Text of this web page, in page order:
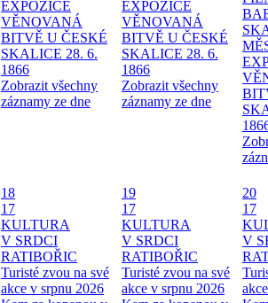
EXPOZICE
VĚNOVANÁ
BITVĚ U ČESKÉ
SKALICE 28. 6.
1866
Zobrazit všechny
záznamy ze dne
EXPOZICE
VĚNOVANÁ
BITVĚ U ČESKÉ
SKALICE 28. 6.
1866
Zobrazit všechny
záznamy ze dne
18
17
KULTURA
V SRDCI
RATIBOŘIC
Turisté zvou na své
akce v srpnu 2026
19
17
KULTURA
V SRDCI
RATIBOŘIC
Turisté zvou na své
akce v srpnu 2026
20
17
V